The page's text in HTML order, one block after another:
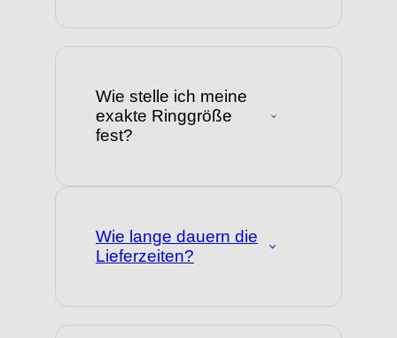
Wie stelle ich meine
exakte Ringgröße
fest?
Wie lange dauern die
Lieferzeiten?